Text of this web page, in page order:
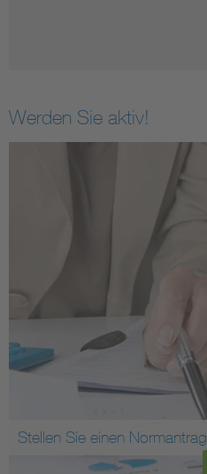
Werden Sie aktiv!
Stellen Sie einen Normantrag